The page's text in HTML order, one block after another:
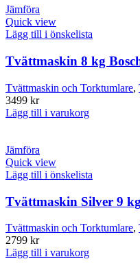
Jämföra
Quick view
Lägg till i önskelista
Tvättmaskin 8 kg
Tvättmaskin och Torktumlare,
3499 kr
Lägg till i varukorg
Jämföra
Quick view
Lägg till i önskelista
Tvättmaskin Silver 9
Tvättmaskin och Torktumlare,
2799 kr
Lägg till i varukorg